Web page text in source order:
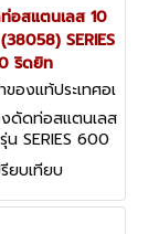
อสแตนเลส 10
SERIES
ริดยิท
ของแท้ประเทศอเ
38058
งดัดท่อสแตนเลส
SERIES 600
ถูกออกแบบมา
ดัดท่อสแตนเลส,
ละท่อชนิดต่างๆ
ยบเทียบ